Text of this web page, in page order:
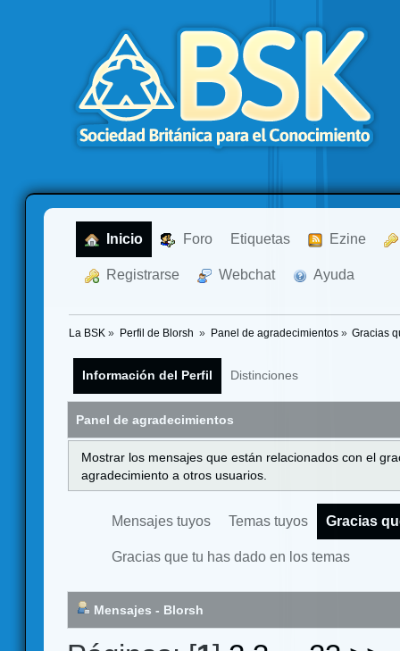
Inicio Foro Etiquetas Ezine
Registrarse Webchat Ayuda
La BSK » Perfil de Blorsh » Panel de agradecimientos» Gracias
Información del Perfil Distinciones
Panel de agradecimientos
Mostrar los mensajes que están relacionados con el
agradecimiento a otros usuarios.
Mensajes tuyos Temas tuyos Gracias
Gracias que tu has dado en los temas
Mensajes - Blorsh